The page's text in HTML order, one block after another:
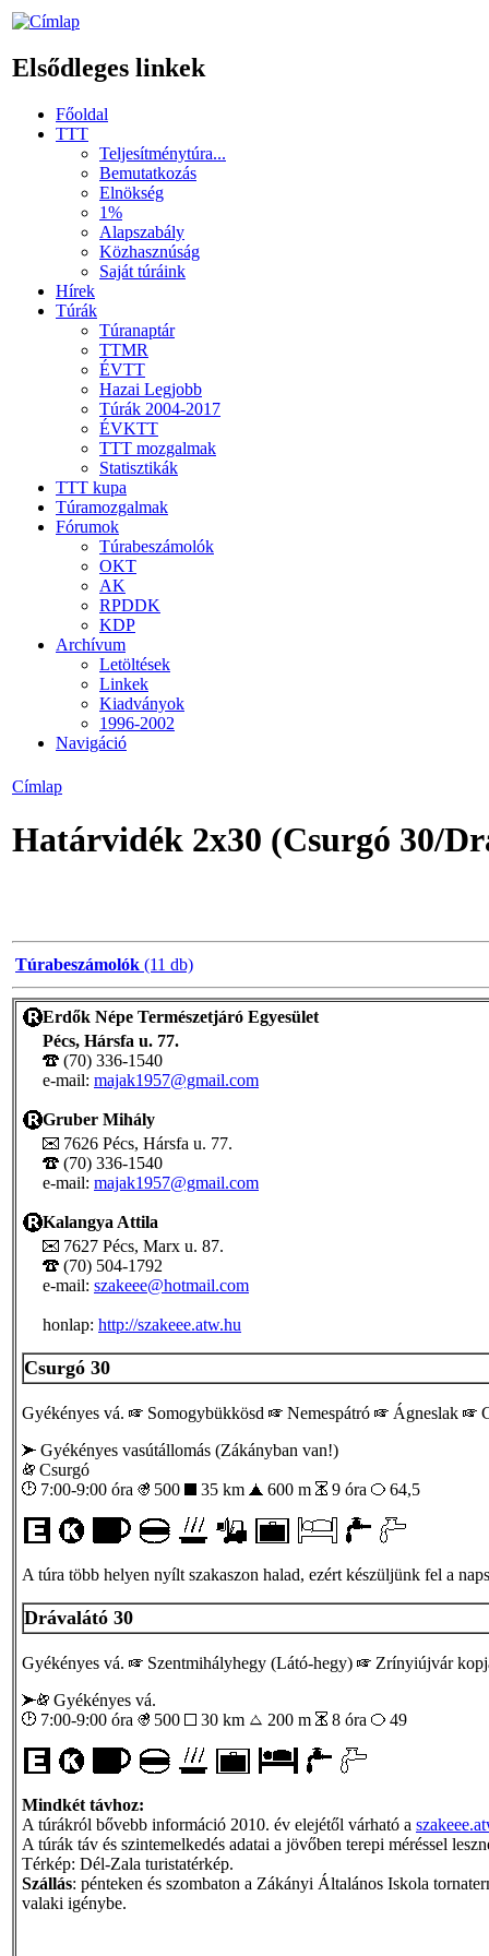
Elsődleges linkek
Főoldal
TTT
Teljesítménytúra...
Bemutatkozás
Elnökség
1%
Alapszabály
Közhasznúság
Saját túráink
Hírek
Túrák
Túranaptár
TTMR
ÉVTT
Hazai Legjobb
Túrák 2004-2017
ÉVKTT
TTT mozgalmak
Statisztikák
TTT kupa
Túramozgalmak
Fórumok
Túrabeszámolók
OKT
AK
RPDDK
KDP
Archívum
Letöltések
Linkek
Kiadványok
1996-2002
Navigáció
Címlap
Határvidék 2x30 (Csurgó 30/
Túrabeszámolók (11 db)
Erdők Népe Természetjáró Egyesület
Pécs, Hársfa u. 77.
(70) 336-1540
e-mail: majak1957@gmail.com
Gruber Mihály
7626 Pécs, Hársfa u. 77.
(70) 336-1540
e-mail: majak1957@gmail.com
Kalangya Attila
7627 Pécs, Marx u. 87.
(70) 504-1792
e-mail: szakeee@hotmail.com
honlap: http://szakeee.atw.hu
Csurgó 30
Gyékényes vá. Somogybükkösd Nemespátró Ágneslak
Gyékényes vasútállomás (Zákányban van!)
Csurgó
7:00-9:00 óra
500 35 km 600 m 9 óra 64,5
A túra több helyen nyílt szakaszon halad, ezért készüljünk fel a
Drávalátó 30
Gyékényes vá. Szentmihályhegy (Látó-hegy)
Zrínyiújvár
Gyékényes vá.
7:00-9:00 óra
500 30 km 200 m 8 óra 49
Mindkét távhoz:
A túrákról bővebb információ 2010. év elejétől várható a
A túrák táv és szintemelkedés adatai a jövőben terepi méréssel
Térkép: Dél-Zala turistatérkép.
Szállás: pénteken és szombaton a Zákányi Általános Iskola
valaki igénybe.